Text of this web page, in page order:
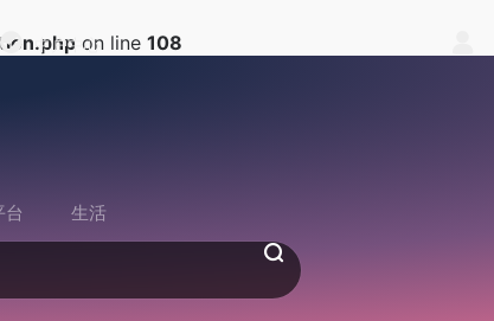
on line 108
中户中心
台 生活